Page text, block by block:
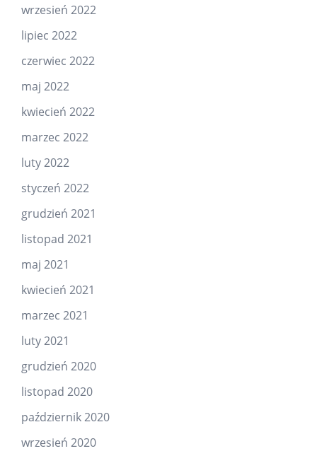
wrzesień 2022
lipiec 2022
czerwiec 2022
maj 2022
kwiecień 2022
marzec 2022
luty 2022
styczeń 2022
grudzień 2021
listopad 2021
maj 2021
kwiecień 2021
marzec 2021
luty 2021
grudzień 2020
listopad 2020
październik 2020
wrzesień 2020